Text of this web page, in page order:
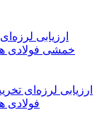
ارزیابی لرزه‌ای
فولادی